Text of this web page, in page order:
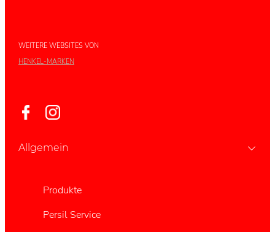
WEITERE WEBSITES VON
HENKEL-MARKEN
Allgemein
Produkte
Persil Service